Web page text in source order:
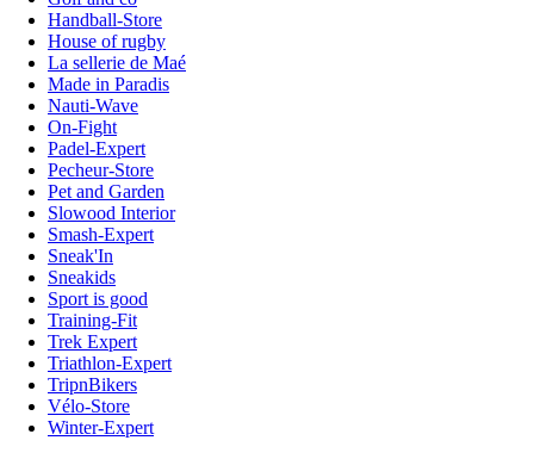
Handball-Store
House of rugby
La sellerie de Maé
Made in Paradis
Nauti-Wave
On-Fight
Padel-Expert
Pecheur-Store
Pet and Garden
Slowood Interior
Smash-Expert
Sneak'In
Sneakids
Sport is good
Training-Fit
Trek Expert
Triathlon-Expert
TripnBikers
Vélo-Store
Winter-Expert